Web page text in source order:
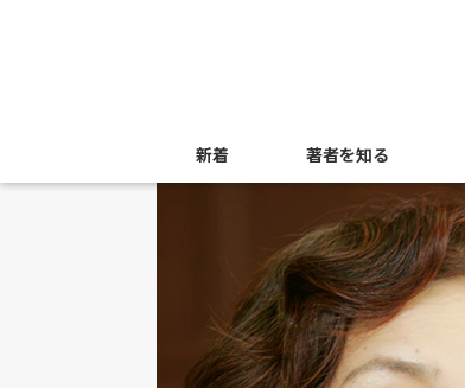
新着 著者を知る